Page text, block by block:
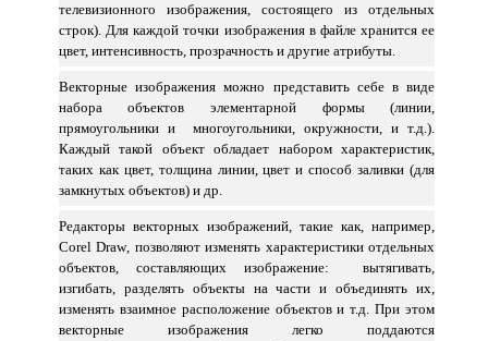
телевизионного изображения, состоящего из отдельных
строк). Для каждой точки изображения в файле хранится ее
цвет, интенсивность, прозрачность и другие атрибуты.
Векторные изображения можно представить себе в виде
набора объектов элементарной формы (линии,
прямоугольники и многоугольники, окружности, и т.д.).
Каждый такой объект обладает набором характеристик,
таких как цвет, толщина линии, цвет и способ заливки (для
замкнутых объектов) и др.
Редакторы векторных изображений, такие как, например,
Corel Draw, позволяют изменять характеристики отдельных
объектов, составляющих изображение: вытягивать,
изгибать, разделять объекты на части и объединять их,
изменять взаимное расположение объектов и т.д. При этом
векторные изображения легко поддаются